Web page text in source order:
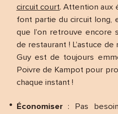
circuit court. Attention aux
font partie du circuit long,
que l’on retrouve encore
de restaurant ! L’astuce
Guy est de toujours
Poivre de Kampot pour
chaque instant !
Économiser: Pas besoin